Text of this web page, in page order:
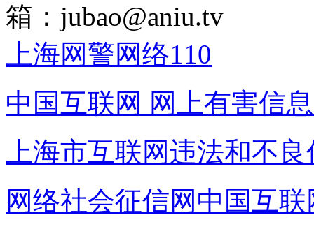
箱： jubao@aniu.tv
上海网警网络110
中国互联网 网上有害信
上海市互联网违法和不
网络社会征信网 中国互